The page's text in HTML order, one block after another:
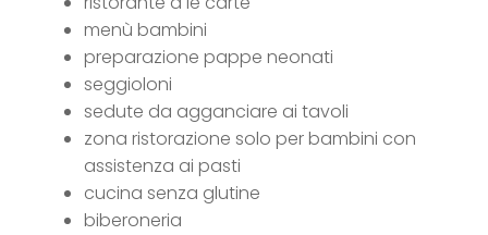
menù bambini
preparazione pappe neonati
seggioloni
sedute da agganciare ai tavoli
zona ristorazione solo per bambini con
assistenza ai pasti
cucina senza glutine
biberoneria